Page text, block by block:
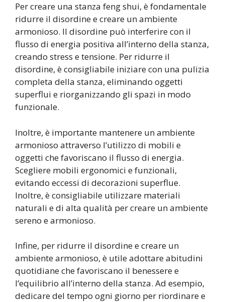
Per creare una stanza feng shui, è fondamentale
ridurre il disordine e creare un ambiente
armonioso. Il disordine può interferire con il
flusso di energia positiva all’interno della stanza,
creando stress e tensione. Per ridurre il
disordine, è consigliabile iniziare con una pulizia
completa della stanza, eliminando oggetti
superflui e riorganizzando gli spazi in modo
funzionale.
Inoltre, è importante mantenere un ambiente
armonioso attraverso l’utilizzo di mobili e
oggetti che favoriscano il flusso di energia.
Scegliere mobili ergonomici e funzionali,
evitando eccessi di decorazioni superflue.
Inoltre, è consigliabile utilizzare materiali
naturali e di alta qualità per creare un ambiente
sereno e armonioso.
Infine, per ridurre il disordine e creare un
ambiente armonioso, è utile adottare abitudini
quotidiane che favoriscano il benessere e
l’equilibrio all’interno della stanza. Ad esempio,
dedicare del tempo ogni giorno per riordinare e